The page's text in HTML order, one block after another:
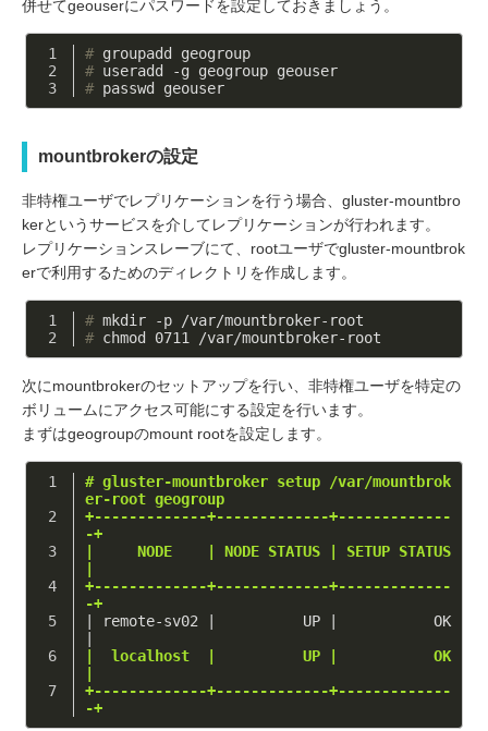
併せてgeouserにパスワードを設定しておきましょう。
# groupadd geogroup
# useradd -g geogroup geouser
# passwd geouser
mountbrokerの設定
非特権ユーザでレプリケーションを行う場合、gluster-mountbro
kerというサービスを介してレプリケーションが行われます。
レプリケーションスレーブにて、rootユーザでgluster-mountbrok
erで利用するためのディレクトリを作成します。
# mkdir -p /var/mountbroker-root
# chmod 0711 /var/mountbroker-root
次にmountbrokerのセットアップを行い、非特権ユーザを特定の
ボリュームにアクセス可能にする設定を行います。
まずはgeogroupのmount rootを設定します。
# gluster-mountbroker setup /var/mountbrok
er-root geogroup
+-------------+-------------+-------------
-+
|     NODE    | NODE STATUS | SETUP STATUS
+-------------+-------------+-------------
-+
| remote-sv02 |          UP |           OK
|  localhost  |          UP |           OK
+-------------+-------------+-------------
-+